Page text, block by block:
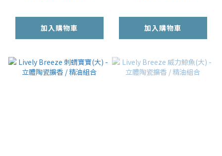
加入購物車 加入購物車